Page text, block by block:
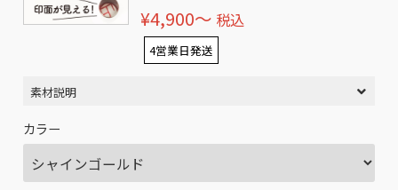
¥4,900〜 税込
4営業日発送
素材説明
カラー